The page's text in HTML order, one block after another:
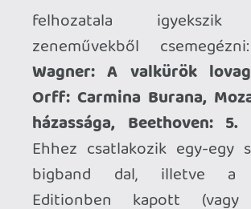
amikor belegondoltam, hogy milyen
vicces, hogy ez a rengeteg ember itt
mind azt tapsolja, hogy én milyen őrült
vagyok. Ahelyett, hogy a vízparton
lennék, órákon át hadonászok a
kezeimmel a nappaliban egy képernyővel
a fejemen, néha feléjük fordulok és
meghajolok. Mindezt egyetlen szál
boxeralsóban, hiszen július van.